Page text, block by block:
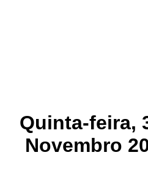
Quinta-feira,
Novembro